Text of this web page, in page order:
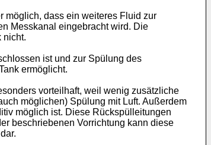
möglich, dass ein weiteres Fluid zur
Messkanal eingebracht wird. Die
nicht.
ist und zur Spülung des
ermöglicht.
vorteilhaft, weil wenig zusätzliche
möglichen) Spülung mit Luft. Außerdem
möglich ist. Diese Rückspülleitungen
beschriebenen Vorrichtung kann diese